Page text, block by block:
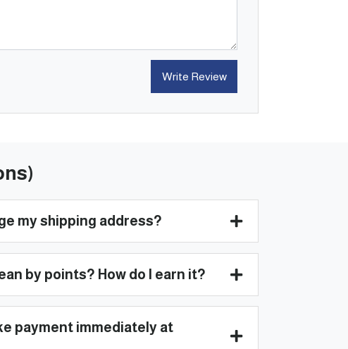
Write Review
my shipping address?
by points? How do I earn it?
payment immediately at